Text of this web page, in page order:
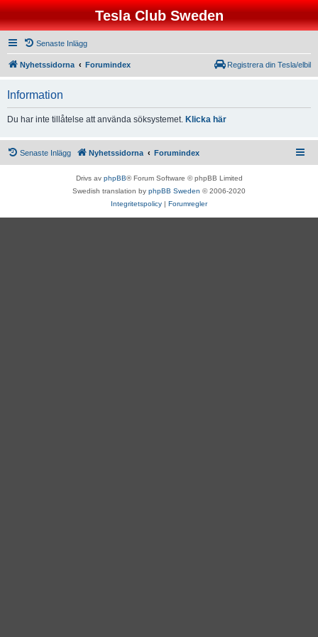
Tesla Club Sweden
Senaste Inlägg
Nyhetssidorna Forumindex Registrera din Tesla/elbil
Information
Du har inte tillåtelse att använda söksystemet. Klicka här
Senaste Inlägg Nyhetssidorna Forumindex
Drivs av phpBB® Forum Software © phpBB Limited
Swedish translation by phpBB Sweden © 2006-2020
Integritetspolicy | Forumregler